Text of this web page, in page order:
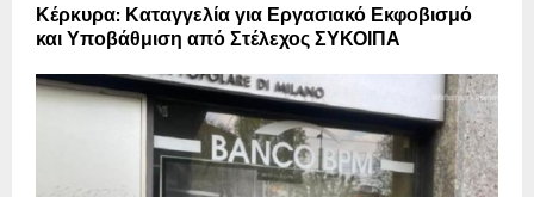
Κέρκυρα: Καταγγελία για Εργασιακό Εκφοβισμό
και Υποβάθμιση από Στέλεχος ΣΥΚΟΙΠΑ